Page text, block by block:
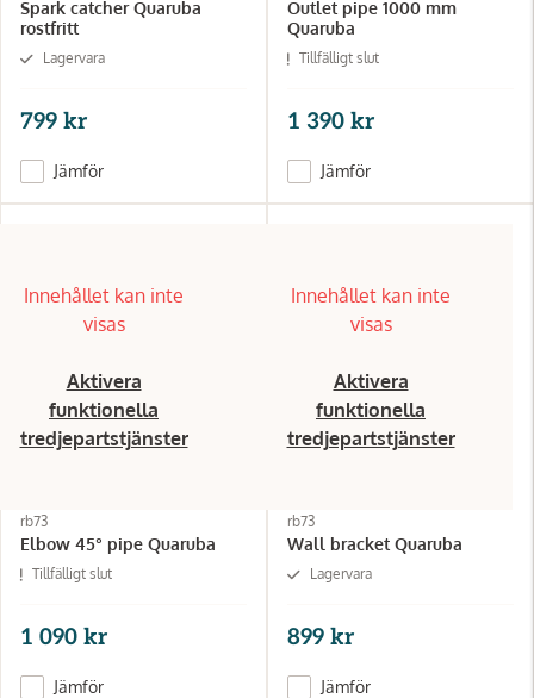
Spark catcher Quaruba
rostfritt
Lagervara
799 kr
Jämför
Outlet pipe 1000 mm
Quaruba
Tillfälligt slut
1 390 kr
Jämför
Innehållet kan inte
visas
Aktivera
funktionella
tredjepartstjänster
rb73
Elbow 45° pipe Quaruba
Tillfälligt slut
1 090 kr
Jämför
Innehållet kan inte
visas
Aktivera
funktionella
tredjepartstjänster
rb73
Wall bracket Quaruba
Lagervara
899 kr
Jämför